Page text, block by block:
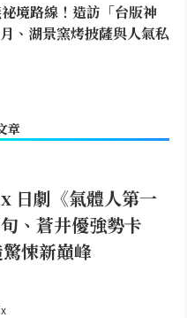
境路線！造訪「台版神
、湖景窯烤披薩與人氣私
章
日劇《氣體人第一
、蒼井優強勢卡
悚新巔峰